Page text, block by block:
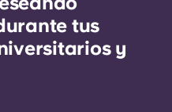
tus
y